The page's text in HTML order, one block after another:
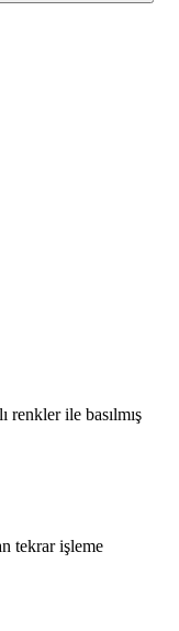
ile basılmış
tekrar işleme